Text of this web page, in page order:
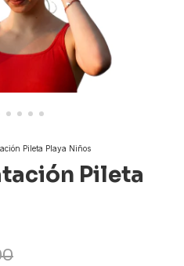
Pileta Playa Niños
Pileta